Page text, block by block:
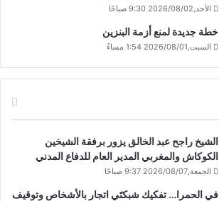
الأحد,2026/08/02 9:30 صباحًا
خطة جديدة لمنع أزمة البنزين
السبت,2026/08/01 1:54 مساءً
الشيخ راجح عبد الخالق يزور برفقة الشيخين
الكوكاش والمغربي المدير العام للدفاع المدني
الجمعة,2026/08/07 9:37 صباحًا
في الحمرا… تفكيك شبكتَي اتجار بالأشخاص وتوقيف